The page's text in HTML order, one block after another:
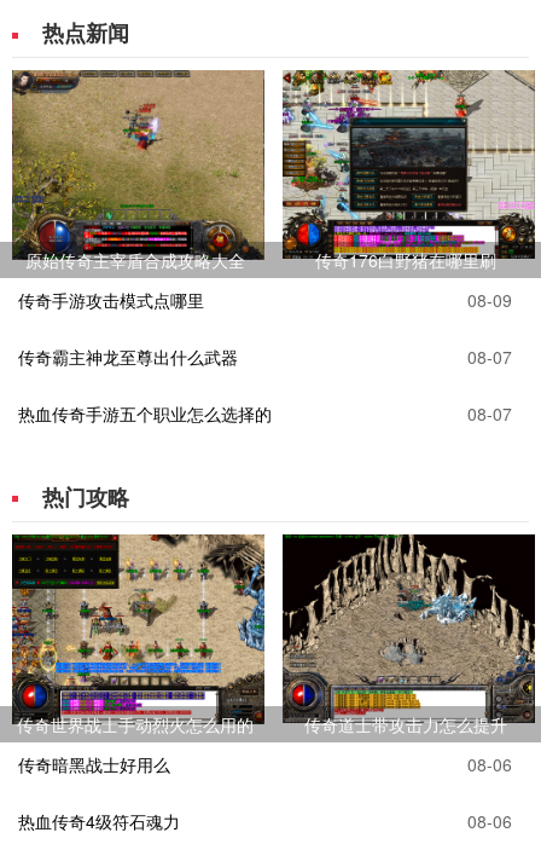
热点新闻
原始传奇主宰盾合成攻略大全
传奇176白野猪在哪里刷
传奇手游攻击模式点哪里
08-09
传奇霸主神龙至尊出什么武器 08-07
热血传奇手游五个职业怎么选择的 08-07
热门攻略
传奇世界战士手动烈火怎么用的
传奇道士带攻击力怎么提升
传奇暗黑战士好用么
08-06
热血传奇4级符石魂力 08-06